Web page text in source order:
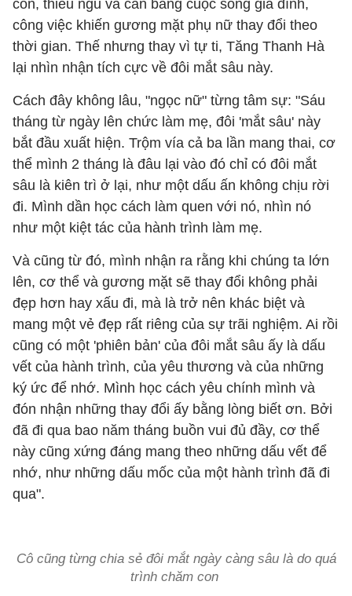
con, thiếu ngủ và cân bằng cuộc sống gia đình,
công việc khiến gương mặt phụ nữ thay đổi theo
thời gian. Thế nhưng thay vì tự ti, Tăng Thanh Hà
lại nhìn nhận tích cực về đôi mắt sâu này.
Cách đây không lâu, "ngọc nữ" từng tâm sự: "Sáu
tháng từ ngày lên chức làm mẹ, đôi 'mắt sâu' này
bắt đầu xuất hiện. Trộm vía cả ba lần mang thai, cơ
thể mình 2 tháng là đâu lại vào đó chỉ có đôi mắt
sâu là kiên trì ở lại, như một dấu ấn không chịu rời
đi. Mình dần học cách làm quen với nó, nhìn nó
như một kiệt tác của hành trình làm mẹ.
Và cũng từ đó, mình nhận ra rằng khi chúng ta lớn
lên, cơ thể và gương mặt sẽ thay đổi không phải
đẹp hơn hay xấu đi, mà là trở nên khác biệt và
mang một vẻ đẹp rất riêng của sự trãi nghiệm. Ai rồi
cũng có một 'phiên bản' của đôi mắt sâu ấy là dấu
vết của hành trình, của yêu thương và của những
ký ức để nhớ. Mình học cách yêu chính mình và
đón nhận những thay đổi ấy bằng lòng biết ơn. Bởi
đã đi qua bao năm tháng buồn vui đủ đầy, cơ thể
này cũng xứng đáng mang theo những dấu vết để
nhớ, như những dấu mốc của một hành trình đã đi
qua".
Cô cũng từng chia sẻ đôi mắt ngày càng sâu là do quá
trình chăm con